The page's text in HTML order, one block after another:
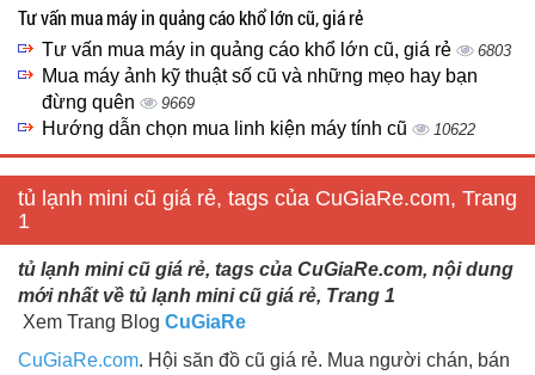
Tư vấn mua máy in quảng cáo khổ lớn cũ, giá rẻ
Tư vấn mua máy in quảng cáo khổ lớn cũ, giá rẻ 6803
Mua máy ảnh kỹ thuật số cũ và những mẹo hay bạn
đừng quên
9669
Hướng dẫn chọn mua linh kiện máy tính cũ 10622
tủ lạnh mini cũ giá rẻ, tags của CuGiaRe.com, Trang
1
tủ lạnh mini cũ giá rẻ, tags của CuGiaRe.com, nội dung
mới nhất về tủ lạnh mini cũ giá rẻ, Trang 1
Xem Trang Blog CuGiaRe
CuGiaRe.com. Hội săn đồ cũ giá rẻ. Mua người chán, bán